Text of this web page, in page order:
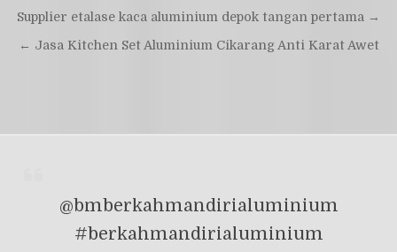
Navigasi
pos
Supplier etalase kaca aluminium depok tangan pertama →
← Jasa Kitchen Set Aluminium Cikarang Anti Karat Awet
@bmberkahmandirialuminium
#berkahmandirialuminium